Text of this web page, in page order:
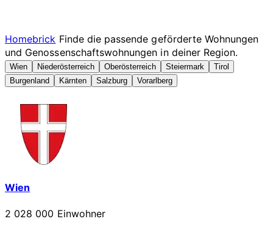
Homebrick Finde die passende geförderte Wohnungen
und Genossenschaftswohnungen in deiner Region.
Wien Niederösterreich Oberösterreich Steiermark
Tirol
Burgenland
Kärnten Salzburg Vorarlberg
Wien
2 028 000 Einwohner